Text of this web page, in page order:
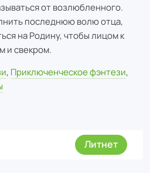
от возлюбленного.
последнюю волю отца,
на Родину, чтобы лицом к
и свекром.
, Приключенческое фэнтези,
Литнет